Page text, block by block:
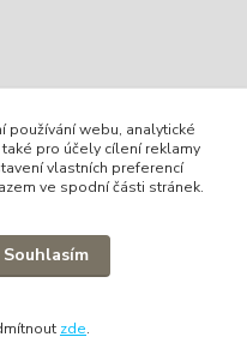
používání webu, analytické
pro účely cílení reklamy
vlastních preferencí
ve spodní části stránek.
Souhlasím
zde.